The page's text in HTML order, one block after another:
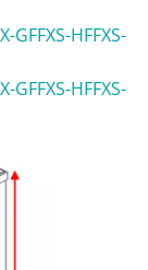
GFFXS-HFFXS-
GFFXS-HFFXS-